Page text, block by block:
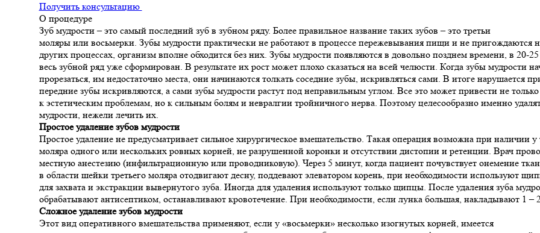
Получить консультацию
О процедуре
Зуб мудрости – это самый последний зуб в зубном ряду. Более правильное название таких зубов – это третьи
моляры или восьмерки. Зубы мудрости практически не работают в процессе пережевывания пищи и не пригождаются
других процессах, организм вполне обходится без них. Зубы мудрости появляются в довольно позднем времени, в 20-25
весь зубной ряд уже сформирован. В результате их рост может плохо сказаться на всей челюсти. Когда зубы мудрости
прорезаться, им недостаточно места, они начинаются толкать соседние зубы, искривляться сами. В итоге нарушается
передние зубы искривляются, а сами зубы мудрости растут под неправильным углом. Все это может привести не только
к эстетическим проблемам, но к сильным болям и невралгии тройничного нерва. Поэтому целесообразно именно
мудрости, нежели лечить их.
Простое удаление зубов мудрости
Простое удаление не предусматривает сильное хирургическое вмешательство. Такая операция возможна при наличии у
моляра одного или нескольких ровных корней, не разрушенной коронки и отсутствии дистопии и ретенции. Врач
местную анестезию (инфильтрационнуюили проводниковую). Через 5 минут, когда пациент почувствует онемение
в области шейки третьего моляра отодвигают десну, поддевают элеватором корень, при необходимости используют
для захвата и экстракции вывернутого зуба. Иногда для удаления используют только щипцы. После удаления зуба
обрабатывают антисептиком, останавливают кровотечение. При необходимости, если лунка большая, накладывают 1 –
Сложное удаление зубов мудрости
Этот вид оперативного вмешательства применяют, если у «восьмерки» несколько изогнутых корней, имеется